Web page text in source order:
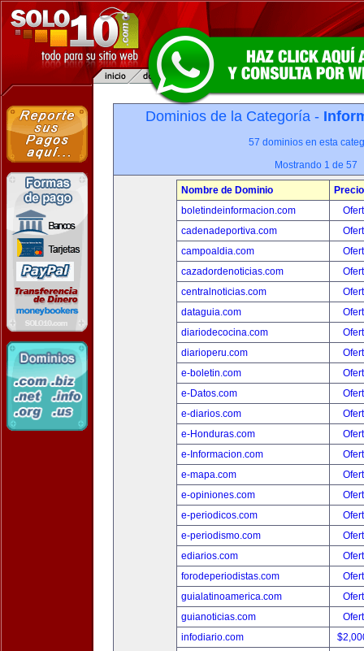
Dominios de la Categoría -
57 dominios en esta
Mostrando 1 de 57
Nombre de Dominio
Precio
boletindeinformacion.com
cadenadeportiva.com
campoaldia.com
cazadordenoticias.com
centralnoticias.com
dataguia.com
diariodecocina.com
diarioperu.com
e-boletin.com
e-Datos.com
e-diarios.com
e-Honduras.com
e-Informacion.com
e-mapa.com
e-opiniones.com
e-periodicos.com
e-periodismo.com
ediarios.com
forodeperiodistas.com
guialatinoamerica.com
guianoticias.com
infodiario.com